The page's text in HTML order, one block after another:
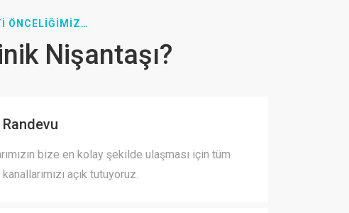
ÖNCELİĞİMİZ…
Nişantaşı?
bize en kolay şekilde ulaşması için tüm
açık tutuyoruz.